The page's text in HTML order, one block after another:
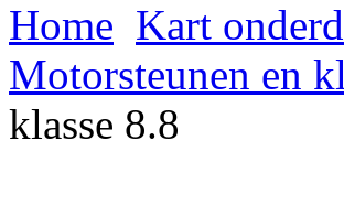
Home Kart
Motorsteunen en
klasse 8.8